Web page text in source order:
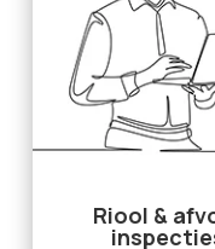
Riool &